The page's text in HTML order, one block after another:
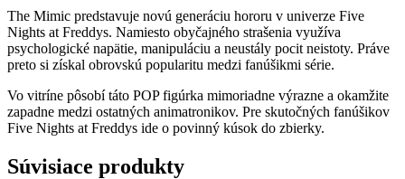
The Mimic predstavuje novú generáciu hororu v univerze Five
Nights at Freddys. Namiesto obyčajného strašenia využíva
psychologické napätie, manipuláciu a neustály pocit neistoty. Práve
preto si získal obrovskú popularitu medzi fanúšikmi série.
Vo vitríne pôsobí táto POP figúrka mimoriadne výrazne a okamžite
zapadne medzi ostatných animatronikov. Pre skutočných fanúšikov
Five Nights at Freddys ide o povinný kúsok do zbierky.
Súvisiace produkty